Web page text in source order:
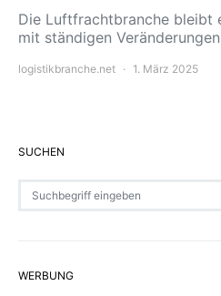
Die Luftfrachtbranche bleibt
mit ständigen
logistikbranche.net 1. März 2025
SUCHEN
WERBUNG